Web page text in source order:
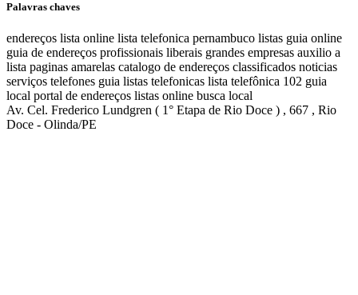
Palavras chaves
endereços lista online lista telefonica pernambuco listas guia online
guia de endereços profissionais liberais grandes empresas auxilio a
lista paginas amarelas catalogo de endereços classificados noticias
serviços telefones guia listas telefonicas lista telefônica 102 guia
local portal de endereços listas online busca local
Av. Cel. Frederico Lundgren ( 1° Etapa de Rio Doce ) , 667 , Rio
Doce - Olinda/PE